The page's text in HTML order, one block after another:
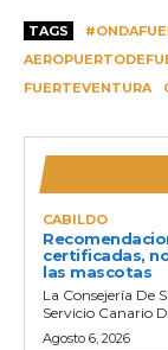
TAGS
FUERTEVENTURA
CABILDO
certificadas,
las mascotas
La Consejería De
Servicio Canario
Agosto 6, 2026